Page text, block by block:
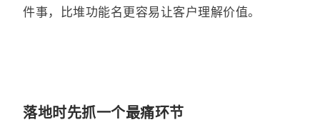
件事，比堆功能名更容易让客户理解价值。
落地时先抓一个最痛环节